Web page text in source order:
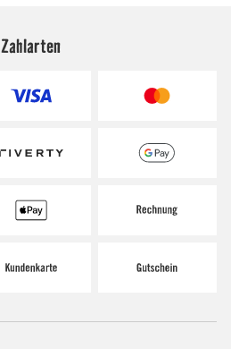
Zahlarten